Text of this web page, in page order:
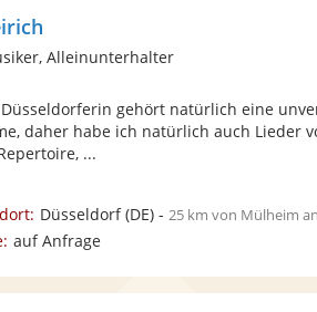
Alleinunterhalter
gehört natürlich eine
daher habe ich natürlich auch Lieder
...
Düsseldorf(DE)- 25 km von Mülheim
auf Anfrage